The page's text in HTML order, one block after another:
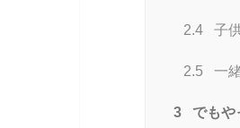
2.4 子
2.5 一
3 でもや